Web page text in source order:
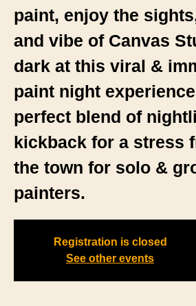
paint, enjoy the
and vibe of Canvas
dark at this viral &
paint night
perfect blend of
kickback for a stress
the town for solo &
painters.
Registration is closed
See other events